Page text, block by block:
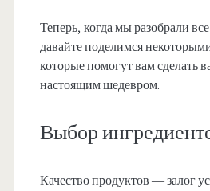
Теперь, когда мы разобрали
давайте поделимся
которые помогут вам сделать
настоящим шедевром.
Выбор
Качество продуктов — залог